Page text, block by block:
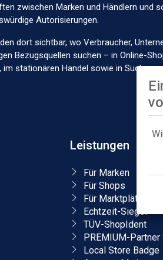
zwischen Marken und Händlern und
Autorisierungen.
dort sichtbar, wo Verbraucher,
Bezugsquellen suchen – in Online-
im stationären Handel sowie in
Leistungen
Für Marken
Für Shops
Für Marktplätze
Echtzeit-Siegel
TÜV-ShopIdent
PREMIUM-Partner
Local Store Badge